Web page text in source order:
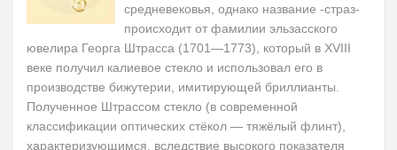
средневековья, однако название -страз-
происходит от фамилии эльзасского
ювелира Георга Штрасса (1701—1773), который в XVIII
веке получил калиевое стекло и использовал его в
производстве бижутерии, имитирующей бриллианты.
Полученное Штрассом стекло (в современной
классификации оптических стёкол — тяжёлый флинт),
характеризующимся, вследствие высокого показателя